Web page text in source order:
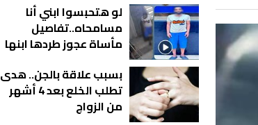
أمام النيابة
لو هتحبسوا ابني أنا
مسامحاه..تفاصيل
مأساة عجوز طردها ابنها
فيديو
بسبب علاقة بالجن.. هدى
تطلب الخلع بعد 4 أشهر
من الزواج